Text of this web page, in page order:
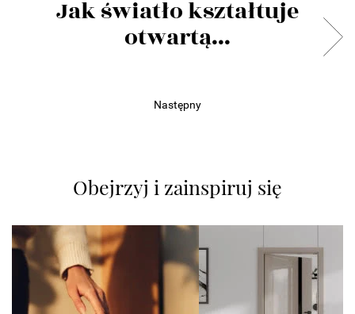
Jak światło kształtuje
otwartą...
Następny
Obejrzyj i zainspiruj się